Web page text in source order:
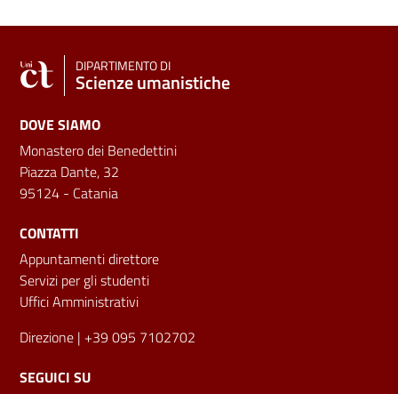
DIPARTIMENTO DI
Scienze umanistiche
DOVE SIAMO
Monastero dei Benedettini
Piazza Dante, 32
95124 - Catania
CONTATTI
Appuntamenti direttore
Servizi per gli studenti
Uffici Amministrativi
Direzione | +39 095 7102702
SEGUICI SU